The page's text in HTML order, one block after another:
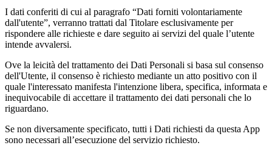
I dati conferiti di cui al paragrafo “Dati forniti volontariamente
dall'utente”, verranno trattati dal Titolare esclusivamente per
rispondere alle richieste e dare seguito ai servizi del quale l’utente
intende avvalersi.
Ove la leicità del trattamento dei Dati Personali si basa sul consenso
dell'Utente, il consenso è richiesto mediante un atto positivo con il
quale l'interessato manifesta l'intenzione libera, specifica, informata e
inequivocabile di accettare il trattamento dei dati personali che lo
riguardano.
Se non diversamente specificato, tutti i Dati richiesti da questa App
sono necessari all’esecuzione del servizio richiesto.